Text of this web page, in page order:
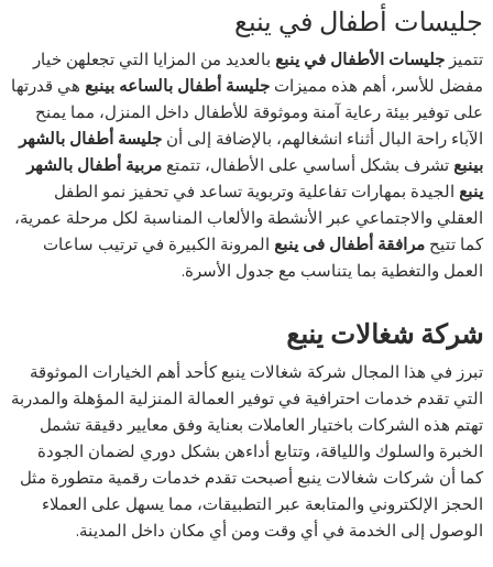
جليسات أطفال في ينبع
تتميزجليسات الأطفال في ينبع بالعديد من المزايا التي تجعلهن خيار
مفضل للأسر، أهم هذه مميزاتجليسة أطفال بالساعه بينبع هي قدرتها
على توفير بيئة رعاية آمنة وموثوقة للأطفال داخل المنزل، مما يمنح
الآباء راحة البال أثناء انشغالهم، بالإضافة إلى أنجليسة أطفال بالشهر
بينبع تشرف بشكل أساسي على الأطفال، تتمتعمربية أطفال بالشهر
ينبع الجيدة بمهارات تفاعلية وتربوية تساعد في تحفيز نمو الطفل
العقلي والاجتماعي عبر الأنشطة والألعاب المناسبة لكل مرحلة عمرية،
كما تتيحمرافقة أطفال فى ينبع المرونة الكبيرة في ترتيب ساعات
العمل والتغطية بما يتناسب مع جدول الأسرة.
شركة شغالات ينبع
تبرز في هذا المجال شركة شغالات ينبع كأحد أهم الخيارات الموثوقة
التي تقدم خدمات احترافية في توفير العمالة المنزلية المؤهلة والمدربة
تهتم هذه الشركات باختيار العاملات بعناية وفق معايير دقيقة تشمل
الخبرة والسلوك واللياقة، وتتابع أداءهن بشكل دوري لضمان الجودة
كما أن شركات شغالات ينبع أصبحت تقدم خدمات رقمية متطورة مثل
الحجز الإلكتروني والمتابعة عبر التطبيقات، مما يسهل على العملاء
الوصول إلى الخدمة في أي وقت ومن أي مكان داخل المدينة.